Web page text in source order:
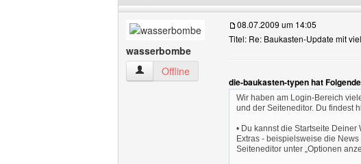
wasserbombe
wasserbombe Benutzer-Profile anzeigen
Offline
08.07.2009 um 14:05
Titel: Re: Baukasten-Update mit
die-baukasten-typen hat
Wir haben am Login-Bereich
und der Seiteneditor. Du findest
• Du kannst die Startseite
Extras - beispielsweise die
Seiteneditor unter „Optionen